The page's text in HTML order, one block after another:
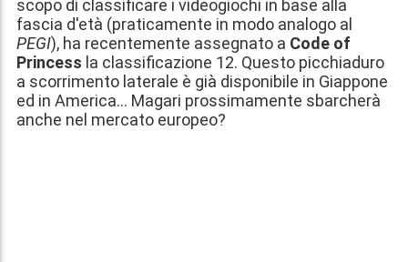
scopo di classificare i videogiochi in base alla
fascia d'età (praticamente in modo analogo al
PEGI), ha recentemente assegnato a Code of
Princess la classificazione 12. Questo picchiaduro
a scorrimento laterale è già disponibile in Giappone
ed in America... Magari prossimamente sbarcherà
anche nel mercato europeo?